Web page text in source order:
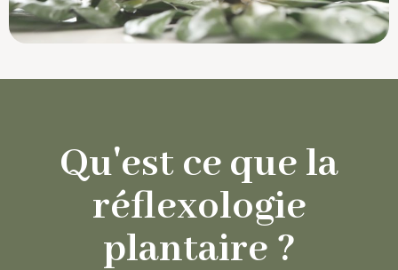
Qu'est ce que la
réflexologie
plantaire ?